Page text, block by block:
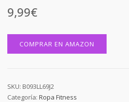
9,99€
COMPRAR EN AMAZON
SKU: B093LL69J2
Categoría: Ropa Fitness